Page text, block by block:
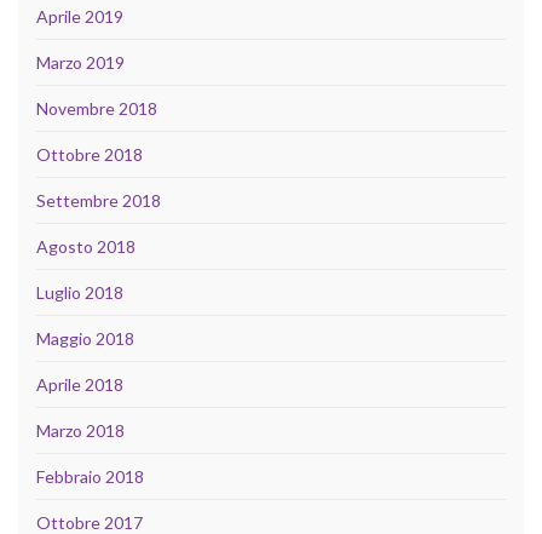
Aprile 2019
Marzo 2019
Novembre 2018
Ottobre 2018
Settembre 2018
Agosto 2018
Luglio 2018
Maggio 2018
Aprile 2018
Marzo 2018
Febbraio 2018
Ottobre 2017